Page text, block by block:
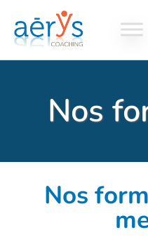
Nos
Nos